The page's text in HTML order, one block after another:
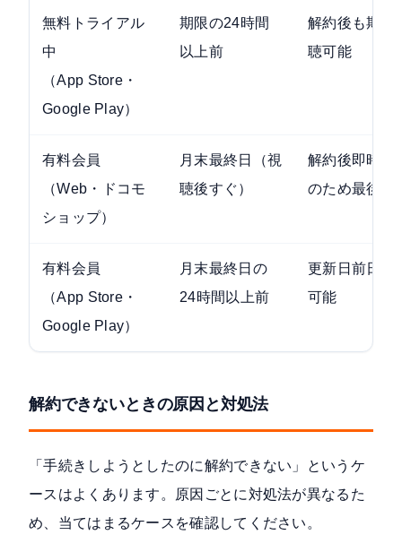
無料トライアル
中
（App Store・
Google Play）
期限の24時間
以上前
解約後も期限
聴可能
有料会員
（Web・ドコモ
ショップ）
月末最終日（視
聴後すぐ）
解約後即時視
のため最後に
有料会員
（App Store・
Google Play）
月末最終日の
24時間以上前
更新日前日ま
可能
解約できないときの原因と対処法
「手続きしようとしたのに解約できない」というケ
ースはよくあります。原因ごとに対処法が異なるた
め、当てはまるケースを確認してください。